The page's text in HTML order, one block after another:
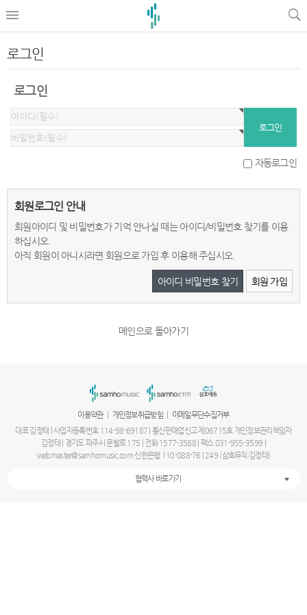
로그인
로그인
자동로그인
회원로그인 안내
회원아이디 및 비밀번호가 기억 안나실 때는 아이디/비밀번호 찾기를 이용
하십시오.
아직 회원이 아니시라면 회원으로 가입 후 이용해 주십시오.
아이디 비밀번호 찾기 회원 가입
메인으로 돌아가기
이용약관 개인정보취급방침
이메일무단수집거부
대표 김정태 | 사업자등록번호 114-98-69187 | 통신판매업신고 제06715호 개인정보관리책임자
김정태 | 경기도 파주시 문발로 175 | 전화 1577-3588 | 팩스 031-955-3599 |
webmaster@samhomusic.com 신한은행 110-088-761249 (삼호뮤직:김정태)
협력사 바로가기